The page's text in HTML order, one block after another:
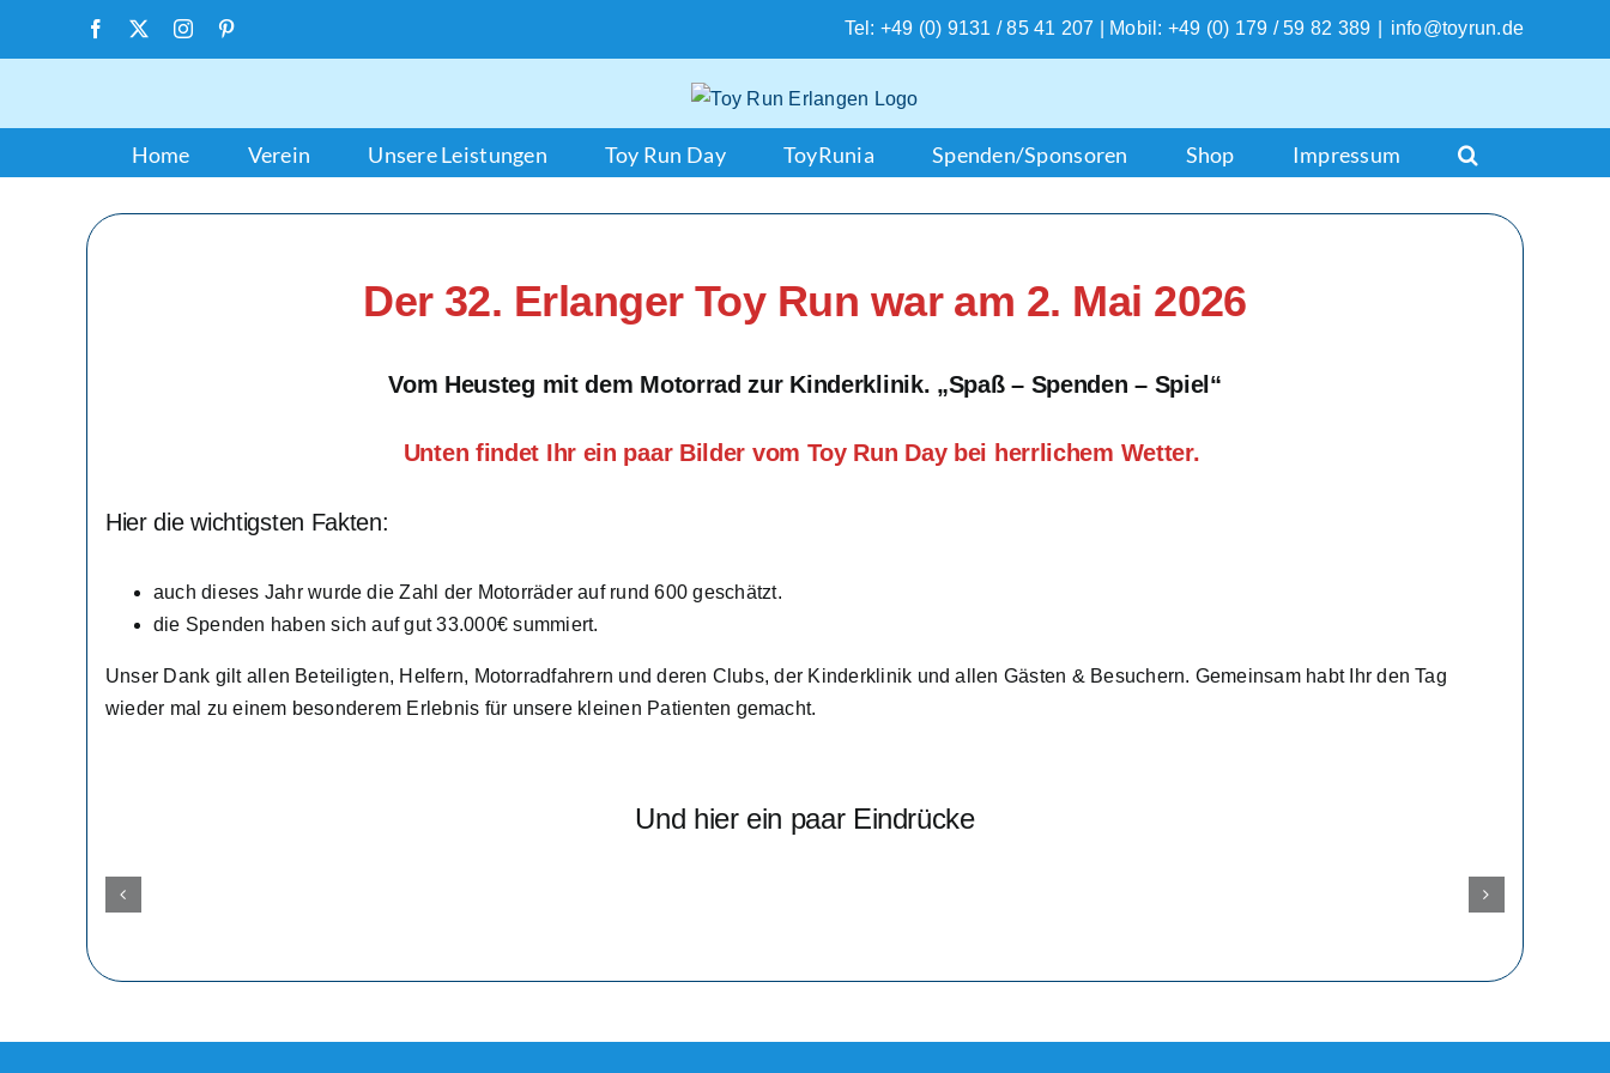
Facebook Instagram Tel: +49 (0) 9131 / 85 41 207 | Mobil: +49 (0) 179 / 59 82 389 info@toyrun.de
Home Verein Unsere Leistungen Toy Run Day ToyRunia Spenden/Sponsoren Shop Impressum
Der 32. Erlanger Toy Run war am 2. Mai 2026
Vom Heusteg mit dem Motorrad zur Kinderklinik. „Spaß – Spenden – Spiel“
Unten findet Ihr ein paar Bilder vom Toy Run Day bei herrlichem Wetter.
Hier die wichtigsten Fakten:
auch dieses Jahr wurde die Zahl der Motorräder auf rund 600 geschätzt.
die Spenden haben sich auf gut 33.000€ summiert.
Unser Dank gilt allen Beteiligten, Helfern, Motorradfahrern und deren Clubs, der Kinderklinik und allen Gästen & Besuchern. Gemeinsam habt Ihr den Tag
wieder mal zu einem besonderem Erlebnis für unsere kleinen Patienten gemacht.
Und hier ein paar Eindrücke